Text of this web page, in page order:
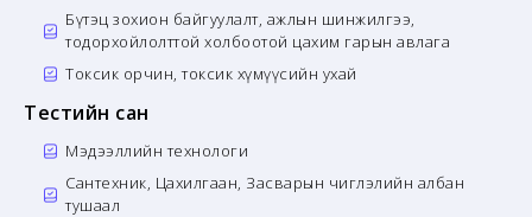
Бүтэц зохион байгуулалт, ажлын шинжилгээ,
тодорхойлолттой холбоотой цахим гарын авлага
Токсик орчин, токсик хүмүүсийн ухай
Тестийн сан
Мэдээллийн технологи
Сантехник, Цахилгаан, Засварын чиглэлийн албан
тушаал